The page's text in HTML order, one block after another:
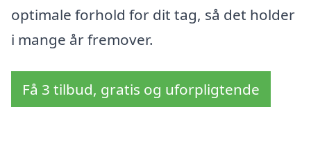
optimale forhold for dit tag, så det holder
i mange år fremover.
Få 3 tilbud, gratis og uforpligtende